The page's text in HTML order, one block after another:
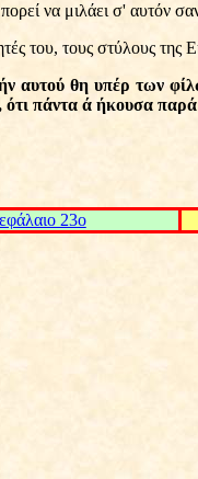
να μιλάει σ' αυτόν
του, τους στύλους της
αυτού θη υπέρ των
ότι πάντα ά ήκουσα
23ο